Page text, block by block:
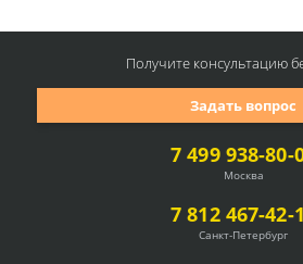
7 499 938-80-
Москва
7 812 467-42-
Санкт-Петербург
Задать вопрос
Получите консультацию